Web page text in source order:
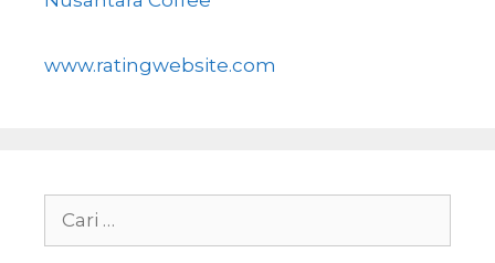
www.ratingwebsite.com
Cari
untuk: